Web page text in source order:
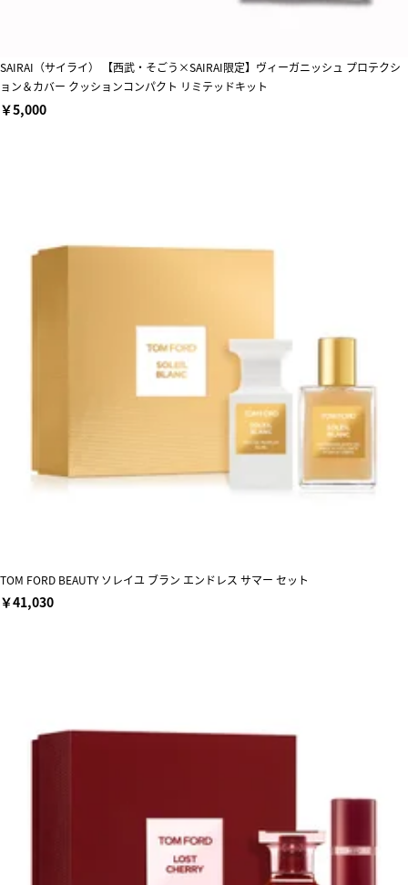
SAIRAI（サイライ） 【西武・そごう×SAIRAI限定】ヴィーガニッシュ プロテクシ
ョン＆カバー クッションコンパクト リミテッドキット
￥5,000
TOM FORD BEAUTY ソレイユ ブラン エンドレス サマー セット
￥41,030